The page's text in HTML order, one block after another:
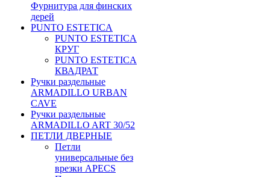
Фурнитура для финских
дерей
PUNTO ESTETICA
PUNTO ESTETICA
КРУГ
PUNTO ESTETICA
КВАДРАТ
Ручки раздельные
ARMADILLO URBAN
CAVE
Ручки раздельные
ARMADILLO ART 30/52
ПЕТЛИ ДВЕРНЫЕ
Петли
универсальные без
врезки APECS